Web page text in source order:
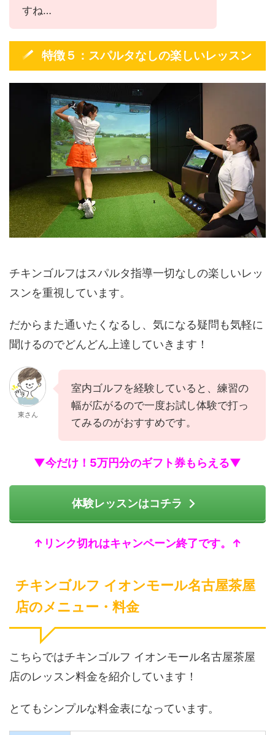
すね…
特徴５：スパルタなしの楽しいレッスン
チキンゴルフはスパルタ指導一切なしの楽しいレッ
スンを重視しています。
だからまた通いたくなるし、気になる疑問も気軽に
聞けるのでどんどん上達していきます！
東さん
室内ゴルフを経験していると、練習の
幅が広がるので一度お試し体験で打っ
てみるのがおすすめです。
▼今だけ！5万円分のギフト券もらえる▼
体験レッスンはコチラ
↑リンク切れはキャンペーン終了です。↑
チキンゴルフ イオンモール名古屋茶屋
店のメニュー・料金
こちらではチキンゴルフ イオンモール名古屋茶屋
店のレッスン料金を紹介しています！
とてもシンプルな料金表になっています。